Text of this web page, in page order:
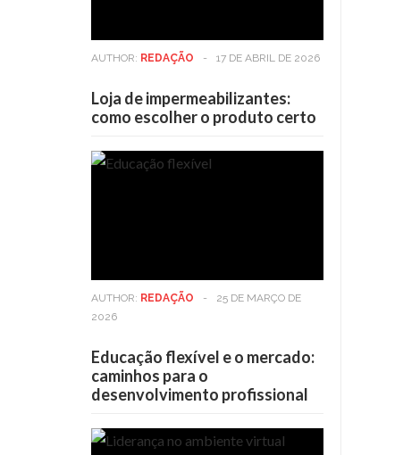
AUTHOR: REDAÇÃO - 17 DE ABRIL DE 2026
Loja de impermeabilizantes:
como escolher o produto certo
AUTHOR: REDAÇÃO -
25 DE MARÇO DE
2026
Educação flexível e o mercado:
caminhos para o
desenvolvimento profissional